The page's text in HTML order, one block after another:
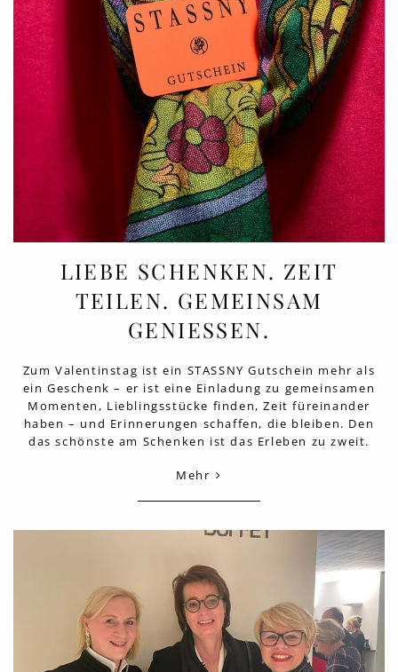
LIEBE SCHENKEN. ZEIT
TEILEN. GEMEINSAM
GENIESSEN.
Zum Valentinstag ist ein STASSNY Gutschein mehr als
ein Geschenk – er ist eine Einladung zu gemeinsamen
Momenten, Lieblingsstücke finden, Zeit füreinander
haben – und Erinnerungen schaffen, die bleiben. Den
das schönste am Schenken ist das Erleben zu zweit.
Mehr